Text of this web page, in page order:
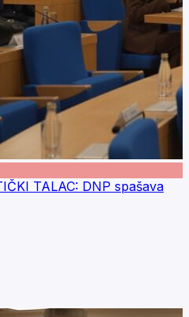
TALAC: DNP spašava